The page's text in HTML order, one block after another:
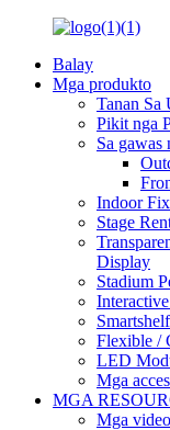
Balay
Mga produkto
Tanan Sa
Pikit nga
Sa
Indoor
Stage
Display
Stadium
Flexible /
LED
Mga
MGA
Mga video